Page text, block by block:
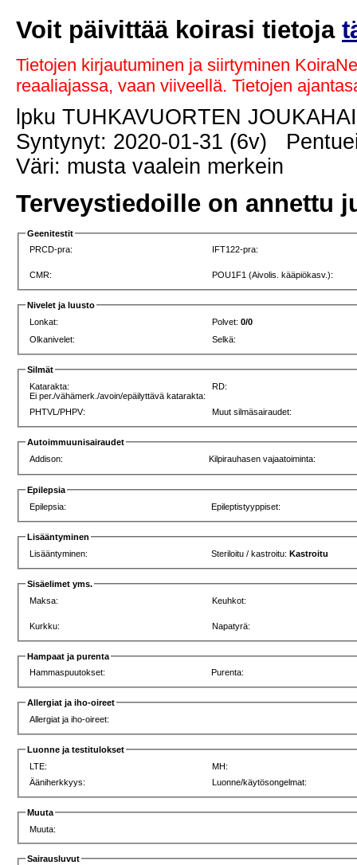
Voit päivittää koirasi tietoja
Tietojen kirjautuminen ja siirtyminen
reaaliajassa, vaan viiveellä. Tietojen
lpku TUHKAVUORTEN
Syntynyt: 2020-01-31 (6v)
Väri: musta vaalein merkein
Terveystiedoille on annettu
Geenitestit
PRCD-pra:
IFT122-pra:
CMR: POU1F1 (Aivolis. kääpiökasv.):
Nivelet ja luusto
Lonkat:
Polvet:0/0
Olkanivelet:
Selkä:
Silmät
Katarakta:
Ei per./vähämerk./avoin/epäilyttävä katarakta:
RD:
PHTVL/PHPV: Muut silmäsairaudet:
Autoimmuunisairaudet
Addison:
Kilpirauhasen vajaatoiminta:
Epilepsia
Epilepsia:
Epileptistyyppiset:
Lisääntyminen
Lisääntyminen:
Steriloitu / kastroitu:Kastroitu
Sisäelimet yms.
Maksa:
Keuhkot:
Kurkku: Napatyrä:
Hampaat ja purenta
Hammaspuutokset:
Purenta:
Allergiat ja iho-oireet
Allergiat ja iho-oireet:
Luonne ja testitulokset
LTE:
MH:
Ääniherkkyys:
Luonne/käytösongelmat:
Muuta
Muuta:
Sairausluvut